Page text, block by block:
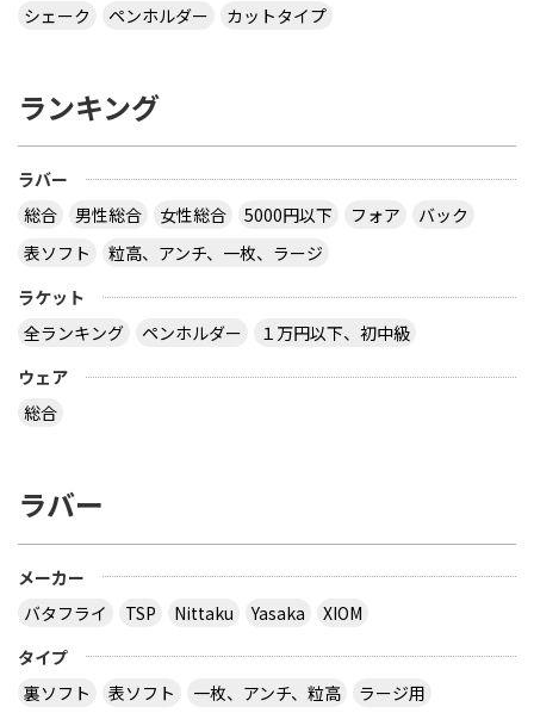
シェーク
ペンホルダー カットタイプ
ランキング
ラバー
総合
男性総合 女性総合 5000円以下 フォア
バック
表ソフト
粒高、アンチ、一枚、ラージ
ラケット
全ランキング
ペンホルダー
１万円以下、初中級
ウェア
総合
ラバー
メーカー
バタフライ
TSP Nittaku Yasaka
XIOM
タイプ
裏ソフト
表ソフト 一枚、アンチ、粒高 ラージ用